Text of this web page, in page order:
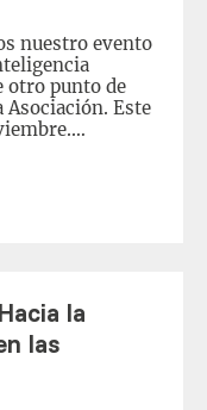
nuestro evento
otro punto de
Asociación. Este
»
[…]
la
las